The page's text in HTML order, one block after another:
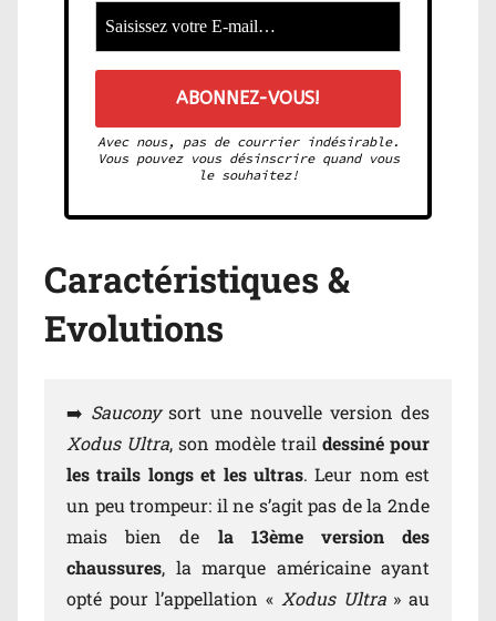
Avec nous, pas de courrier indésirable.
Vous pouvez vous désinscrire quand vous
le souhaitez!
Caractéristiques &
Evolutions
➡️ Sauconysort une nouvelle version des
Xodus Ultra, son modèle trail dessiné pour
les trails longs et les ultras. Leur nom est
un peu trompeur: il ne s’agit pas de la 2nde
mais bien de la 13ème version des
chaussures, la marque américaine ayant
opté pour l’appellation « Xodus Ultra» au